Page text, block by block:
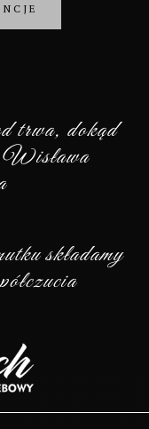
trwa, dokąd
Wisława
składamy